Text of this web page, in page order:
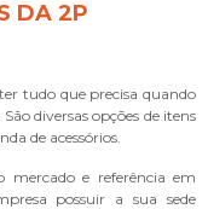
DA 2P
tudo que precisa quando
. São diversas opções de itens
de acessórios.
mercado e referência em
possuir a sua sede